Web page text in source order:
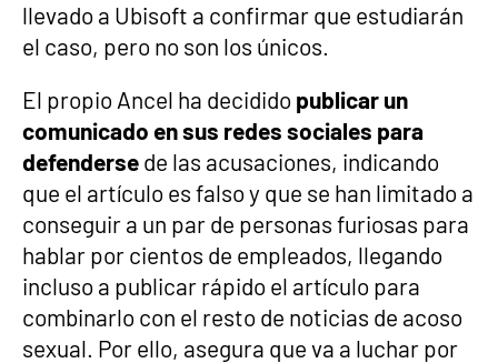
llevado a Ubisoft a confirmar que estudiarán
el caso, pero no son los únicos.
El propio Ancel ha decidido publicar un
comunicado en sus redes sociales para
defenderse de las acusaciones, indicando
que el artículo es falso y que se han limitado a
conseguir a un par de personas furiosas para
hablar por cientos de empleados, llegando
incluso a publicar rápido el artículo para
combinarlo con el resto de noticias de acoso
sexual. Por ello, asegura que va a luchar por